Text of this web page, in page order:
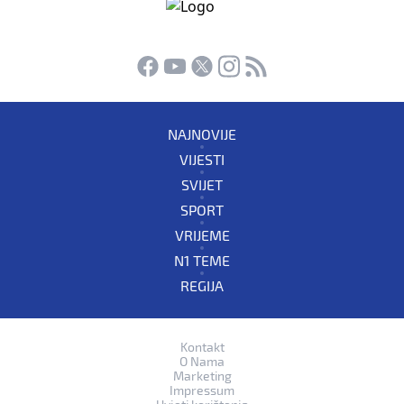
NAJNOVIJE
VIJESTI
SVIJET
SPORT
VRIJEME
N1 TEME
REGIJA
Kontakt
O Nama
Marketing
Impressum